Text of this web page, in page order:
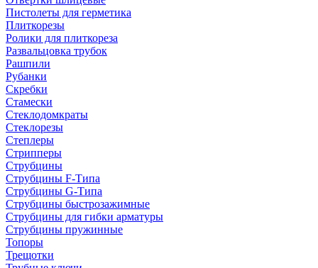
Пистолеты для герметика
Плиткорезы
Ролики для плиткореза
Развальцовка трубок
Рашпили
Рубанки
Скребки
Стамески
Стеклодомкраты
Стеклорезы
Степлеры
Стрипперы
Струбцины
Струбцины F-Типа
Струбцины G-Типа
Струбцины быстрозажимные
Струбцины для гибки арматуры
Струбцины пружинные
Топоры
Трещотки